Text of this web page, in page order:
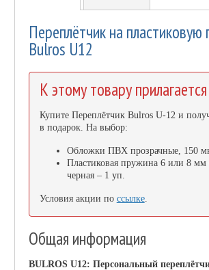
Переплётчик на пластиковую
Bulros U12
К этому товару
Купите Переплётчик Bulros U-12 и
в подарок. На выбор:
Обложки ПВХ прозрачные, 150
Пластиковая пружина 6 или 8 мм
черная – 1 уп.
Условия акции по ссылке.
Общая информация
BULROS U12: Персональный